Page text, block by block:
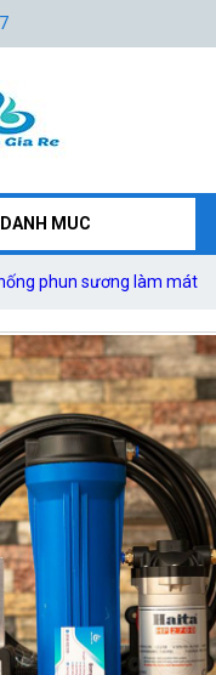
MUC
phun sương làm mát